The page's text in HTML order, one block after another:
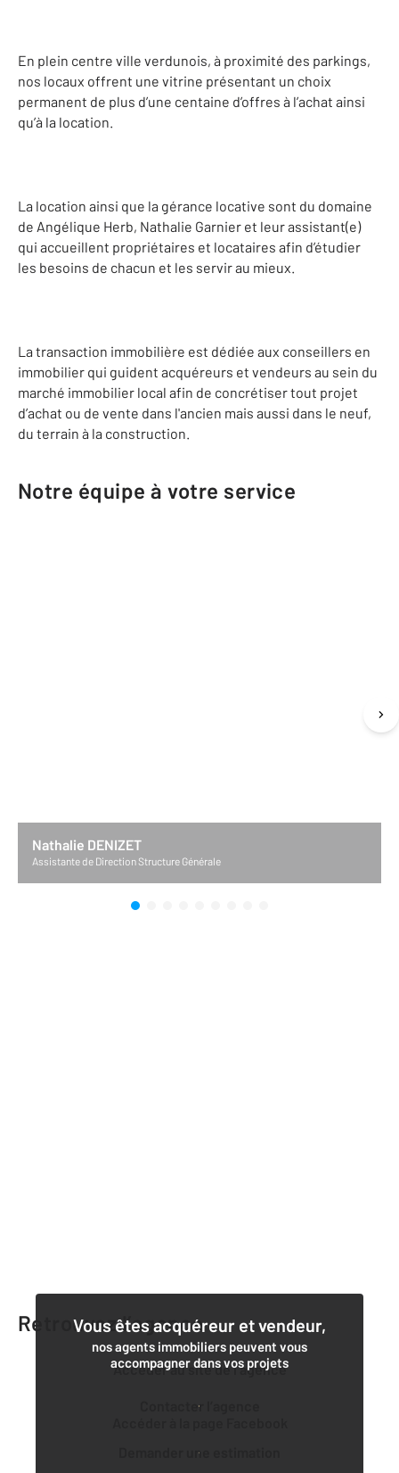
En plein centre ville verdunois, à proximité des parkings,
nos locaux offrent une vitrine présentant un choix
permanent de plus d’une centaine d’offres à l’achat ainsi
qu’à la location.
La location ainsi que la gérance locative sont du domaine
de Angélique Herb, Nathalie Garnier et leur assistant(e)
qui accueillent propriétaires et locataires afin d’étudier
les besoins de chacun et les servir au mieux.
La transaction immobilière est dédiée aux conseillers en
immobilier qui guident acquéreurs et vendeurs au sein du
marché immobilier local afin de concrétiser tout projet
d’achat ou de vente dans l'ancien mais aussi dans le neuf,
du terrain à la construction.
Notre équipe à votre service
Nathalie DENIZET
Assistante de Direction Structure Générale
Vous êtes acquéreur et vendeur,
nos agents immobiliers peuvent vous
accompagner dans vos projets
Contacter l’agence
Demander une estimation
Retrouvez l’agence
Accéder au site de l’agence